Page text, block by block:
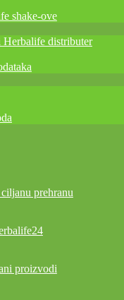
shake-ove
Herbalife distributer
prehranu
proizvodi